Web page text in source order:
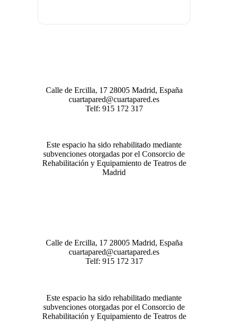
Calle de Ercilla, 17 28005 Madrid, España
cuartapared@cuartapared.es
Telf: 915 172 317
Este espacio ha sido rehabilitado mediante
subvenciones otorgadas por el Consorcio de
Rehabilitación y Equipamiento de Teatros de
Madrid
Calle de Ercilla, 17 28005 Madrid, España
cuartapared@cuartapared.es
Telf: 915 172 317
Este espacio ha sido rehabilitado mediante
subvenciones otorgadas por el Consorcio de
Rehabilitación y Equipamiento de Teatros de